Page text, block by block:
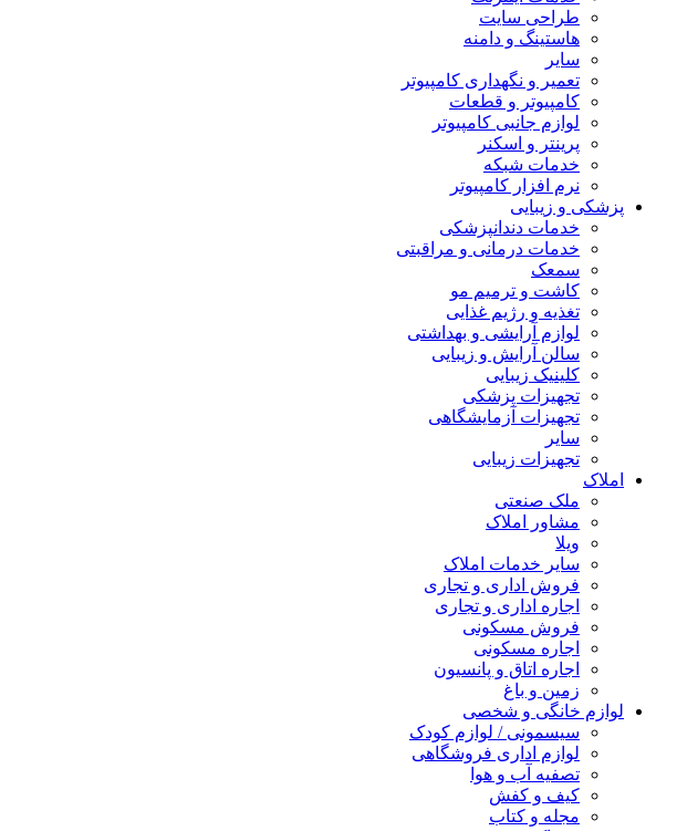
طراحی سایت
هاستینگ و دامنه
سایر
تعمیر و نگهداری کامپیوتر
کامپیوتر و قطعات
لوازم جانبی کامپیوتر
پرینتر و اسکنر
خدمات شبکه
نرم افزار کامپیوتر
پزشکی و زیبایی
خدمات دندانپزشکی
خدمات درمانی و مراقبتی
سمعک
کاشت و ترمیم مو
تغذیه و رژیم غذایی
لوازم آرایشی و بهداشتی
سالن آرایش و زیبایی
کلینیک زیبایی
تجهیزات پزشکی
تجهیزات آزمایشگاهی
سایر
تجهیزات زیبایی
املاک
ملک صنعتی
مشاور املاک
ویلا
سایر خدمات املاک
فروش اداری و تجاری
اجاره اداری و تجاری
فروش مسکونی
اجاره مسکونی
اجاره اتاق و پانسیون
زمین و باغ
لوازم خانگی و شخصی
سیسمونی / لوازم کودک
لوازم اداری فروشگاهی
تصفیه آب و هوا
کیف و کفش
مجله و کتاب